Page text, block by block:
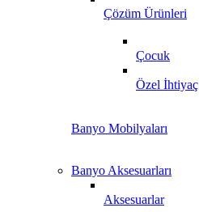
Çözüm Ürünleri
Çocuk
Özel İhtiyaç
Banyo Mobilyaları
Banyo Aksesuarları
Aksesuarlar